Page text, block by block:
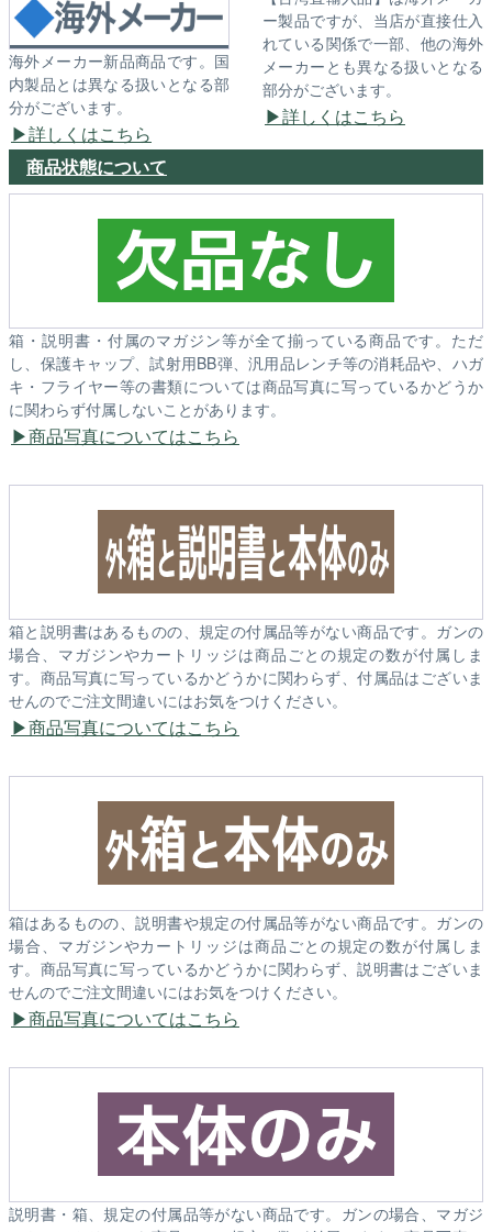
海外メーカー新品商品です。国
内製品とは異なる扱いとなる部
分がございます。
詳しくはこちら
ー製品ですが、当店が直接仕入
れている関係で一部、他の海外
メーカーとも異なる扱いとなる
部分がございます。
詳しくはこちら
商品状態について
箱・説明書・付属のマガジン等が全て揃っている商品です。ただ
し、保護キャップ、試射用BB弾、汎用品レンチ等の消耗品や、ハガ
キ・フライヤー等の書類については商品写真に写っているかどうか
に関わらず付属しないことがあります。
商品写真についてはこちら
箱と説明書はあるものの、規定の付属品等がない商品です。ガンの
場合、マガジンやカートリッジは商品ごとの規定の数が付属しま
す。商品写真に写っているかどうかに関わらず、付属品はございま
せんのでご注文間違いにはお気をつけください。
商品写真についてはこちら
箱はあるものの、説明書や規定の付属品等がない商品です。ガンの
場合、マガジンやカートリッジは商品ごとの規定の数が付属しま
す。商品写真に写っているかどうかに関わらず、説明書はございま
せんのでご注文間違いにはお気をつけください。
商品写真についてはこちら
説明書・箱、規定の付属品等がない商品です。ガンの場合、マガジ